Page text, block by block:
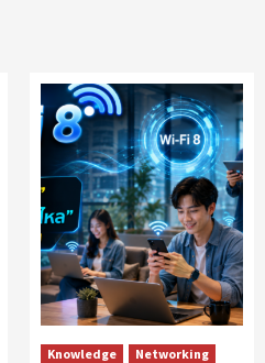
Knowledge
Networking